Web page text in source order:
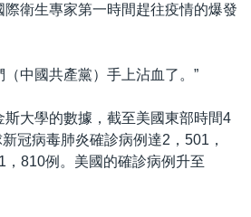
際衛生專家第一時間趕往疫情的爆發
（中國共產黨）手上沾血了。”
斯大學的數據，截至美國東部時間4
冠病毒肺炎確診病例達2，501，
，810例。美國的確診病例升至